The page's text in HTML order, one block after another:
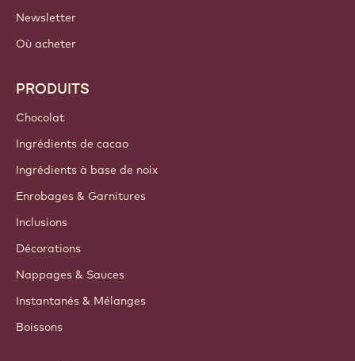
Newsletter
Où acheter
PRODUITS
Chocolat
Ingrédients de cacao
Ingrédients à base de noix
Enrobages & Garnitures
Inclusions
Décorations
Nappages & Sauces
Instantanés & Mélanges
Boissons